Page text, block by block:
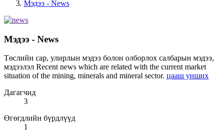
Мэдээ - News
Мэдээ - News
Төслийн сар, улирлын мэдээ болон олборлох салбарын мэдээ,
мэдээлэл Recent news which are related with the current market
situation of the mining, minerals and mineral sector. цааш унших
Дагагчид
3
Өгөгдлийн бүрдлүүд
1